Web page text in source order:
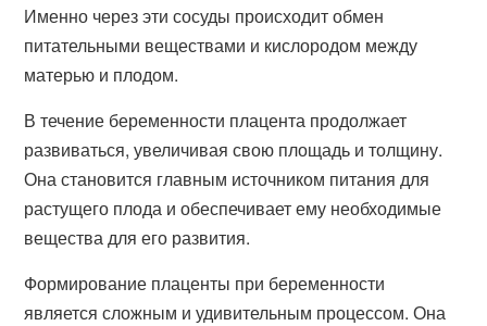
Именно через эти сосуды происходит обмен
питательными веществами и кислородом между
матерью и плодом.
В течение беременности плацента продолжает
развиваться, увеличивая свою площадь и толщину.
Она становится главным источником питания для
растущего плода и обеспечивает ему необходимые
вещества для его развития.
Формирование плаценты при беременности
является сложным и удивительным процессом. Она